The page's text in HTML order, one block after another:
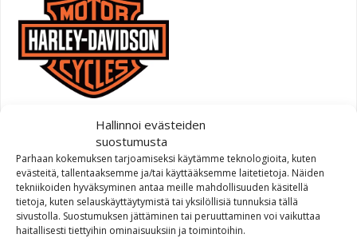
Hallinnoi evästeiden
suostumusta
Parhaan kokemuksen tarjoamiseksi käytämme teknologioita, kuten
evästeitä, tallentaaksemme ja/tai käyttääksemme laitetietoja. Näiden
tekniikoiden hyväksyminen antaa meille mahdollisuuden käsitellä
tietoja, kuten selauskäyttäytymistä tai yksilöllisiä tunnuksia tällä
sivustolla. Suostumuksen jättäminen tai peruuttaminen voi vaikuttaa
haitallisesti tiettyihin ominaisuuksiin ja toimintoihin.
H-D akku 66000209A
228,28€